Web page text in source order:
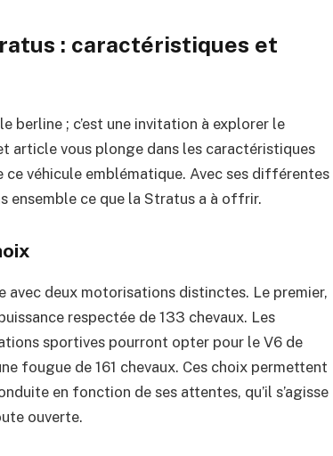
: caractéristiques et
berline ; c’est une invitation à explorer le
article vous plonge dans les caractéristiques
véhicule emblématique. Avec ses différentes
ensemble ce que la Stratus a à offrir.
avec deux motorisations distinctes. Le premier,
respectée de 133 chevaux. Les
sportives pourront opter pour le V6 de
fougue de 161 chevaux. Ces choix permettent
en fonction de ses attentes, qu’il s’agisse
ouverte.